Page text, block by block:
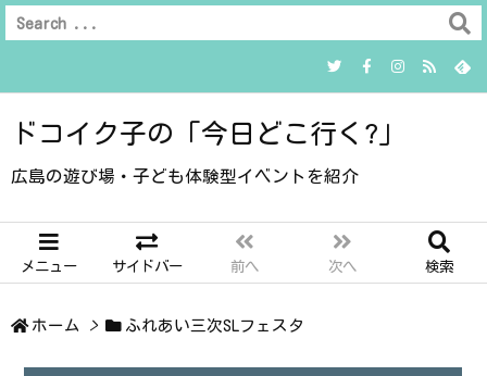
ドコイク子の「今日どこ行く?」
広島の遊び場・子ども体験型イベントを紹介
メニュー サイドバー 前へ 次へ 検索
ホーム > ふれあい三次SLフェスタ